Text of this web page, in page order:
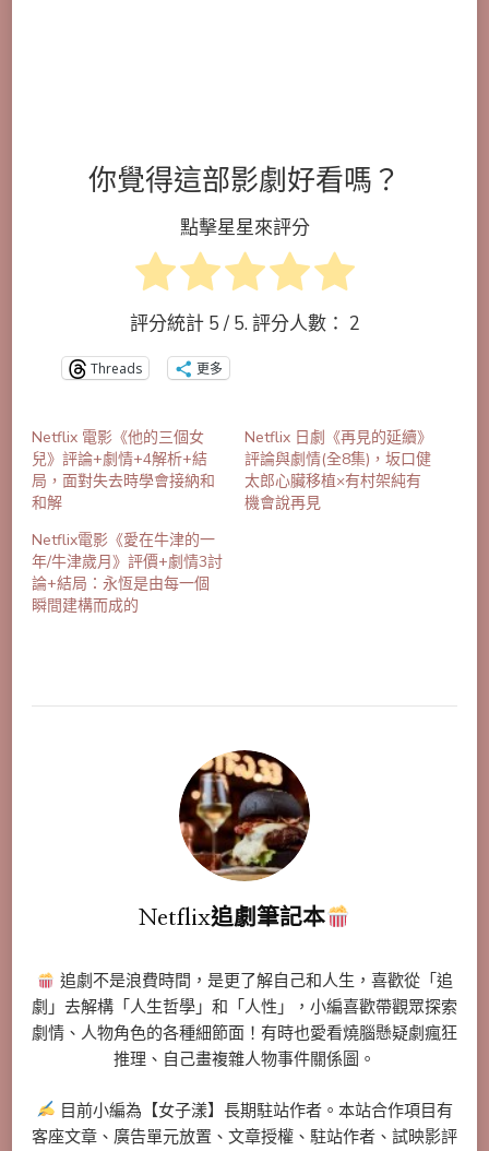
你覺得這部影劇好看嗎？
點擊星星來評分
評分統計 5/ 5. 評分人數： 2
Threads 更多
Netflix 電影《他的三個女
兒》評論+劇情+4解析+結
局，面對失去時學會接納和
和解
Netflix 日劇《再見的延續》
評論與劇情(全8集)，坂口健
太郎心臟移植×有村架純有
機會說再見
Netflix電影《愛在牛津的一
年/牛津歲月》評價+劇情3討
論+結局：永恆是由每一個
瞬間建構而成的
Netflix追劇筆記本
追劇不是浪費時間，是更了解自己和人生，喜歡從「追
劇」去解構「人生哲學」和「人性」，小編喜歡帶觀眾探索
劇情、人物角色的各種細節面！有時也愛看燒腦懸疑劇瘋狂
推理、自己畫複雜人物事件關係圖。
目前小編為【女子漾】長期駐站作者。本站合作項目有
客座文章、廣告單元放置、文章授權、駐站作者、試映影評